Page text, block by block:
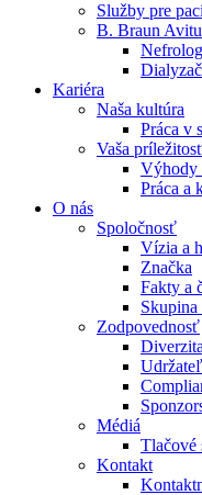
Produktový katalóg​
Objavte naše
Dialyzačné strediská
B. Braun Avitum
Kontakt
Zostaňte v dialógu s
Služby pre
B. Braun
Kariéra
Naša kultúra
Práca v
Vaša
Výhody
Práca a
O nás
Spoločnosť
Vízia a
Značka
Fakty a
Zodpovednosť
Diverzita
Médiá
Tlačové
Kontakt